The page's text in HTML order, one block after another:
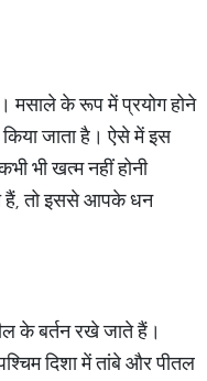
मसाले के रूप में प्रयोग होने
किया जाता है। ऐसे में इस
भी खत्म नहीं होनी
हैं, तो इससे आपके धन
के बर्तन रखे जाते हैं।
दिशा में तांबे और पीतल